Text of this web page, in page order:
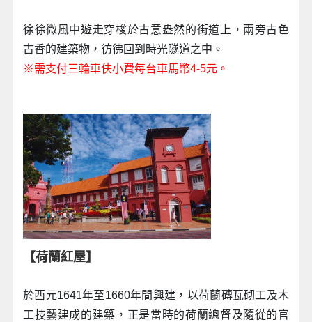
徐徐微風中遊走穿梭於古意盎然的街道上，兩旁古色
古香的建築物，彷彿回到時光隧道之中。
※需支付三輪車伕小費每台車馬幣4-5元。
【荷蘭紅屋】
於西元1641年至1660年間興建，以荷蘭磚瓦砌工及木
工技藝建成的建築，正是當時的荷蘭總督及隨從的官